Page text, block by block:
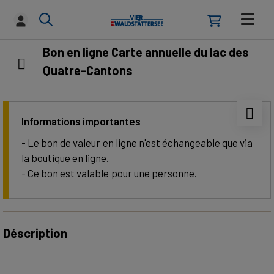
Bon en ligne Carte annuelle du lac des
Quatre-Cantons
Informations importantes
- Le bon de valeur en ligne n'est échangeable que via
la boutique en ligne.
- Ce bon est valable pour une personne.
Déscription